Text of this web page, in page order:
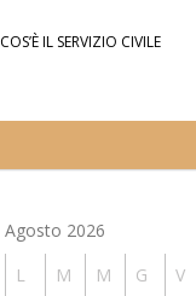
COS’È IL SERVIZIO CIVILE
Agosto 2026
L
M M G V